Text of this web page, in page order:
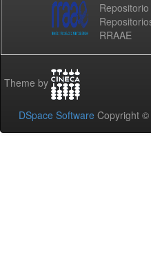
RRAAE
Theme by
DSpace Software Copyright